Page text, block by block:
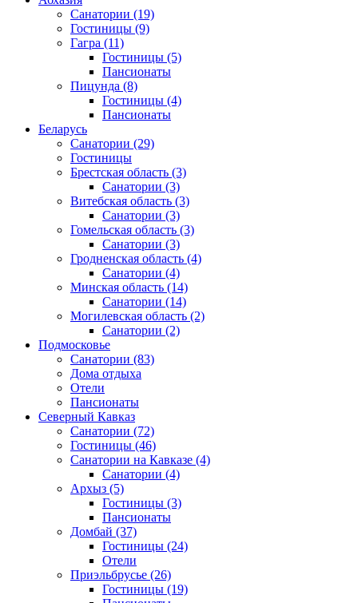
Санатории (19)
Гостиницы (9)
Гагра (11)
Гостиницы (5)
Пансионаты
Пицунда (8)
Гостиницы (4)
Пансионаты
Беларусь
Санатории (29)
Гостиницы
Брестская область (3)
Санатории (3)
Витебская область (3)
Санатории (3)
Гомельская область (3)
Санатории (3)
Гродненская область (4)
Санатории (4)
Минская область (14)
Санатории (14)
Могилевская область (2)
Санатории (2)
Подмосковье
Санатории (83)
Дома отдыха
Отели
Пансионаты
Северный Кавказ
Санатории (72)
Гостиницы (46)
Санатории на Кавказе (4)
Санатории (4)
Архыз (5)
Гостиницы (3)
Пансионаты
Домбай (37)
Гостиницы (24)
Отели
Приэльбрусье (26)
Гостиницы (19)